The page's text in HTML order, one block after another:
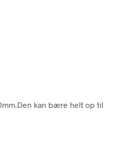
kan bære helt op til